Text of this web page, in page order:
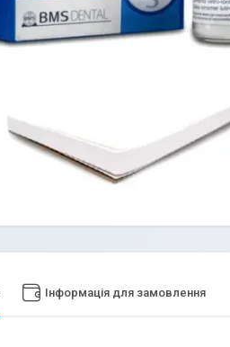
Інформація для замовлення